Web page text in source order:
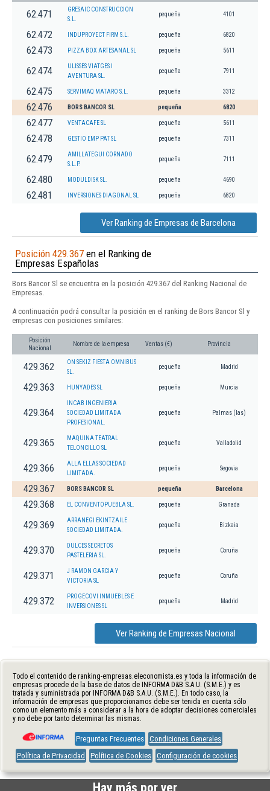
62.471
GRESAIC CONSTRUCCION
S.L.
pequeña 4101
62.472 INDUPROYECT FIRM S.L. pequeña 6820
62.473 PIZZA BOX ARTESANAL SL pequeña 5611
62.474
ULISSES VIATGES I
AVENTURA SL.
pequeña 7911
62.475 SERVIMAQ MATARO S.L. pequeña 3312
62.476 BORS BANCOR SL pequeña 6820
62.477 VENTACAFE SL pequeña 5611
62.478 GESTIO EMP PAT SL pequeña 7311
62.479
AMILLATEGUI CORNADO
S.L.P.
pequeña 7111
62.480 MODULDISK SL. pequeña 4690
62.481 INVERSIONES DIAGONAL SL pequeña 6820
Ver Ranking de Empresas de Barcelona
Posición 429.367 en el Ranking de
Empresas Españolas
Bors Bancor Sl se encuentra en la posición 429.367 del Ranking Nacional de
Empresas.
A continuación podrá consultar la posición en el ranking de Bors Bancor Sl y
empresas con posiciones similares:
Posición
Nacional
Nombre de la empresa Ventas (€) Provincia
429.362
ON SEKIZ FIESTA OMNIBUS
SL.
pequeña Madrid
429.363 HUNYADES SL pequeña Murcia
429.364
INCAB INGENIERIA
SOCIEDAD LIMITADA
PROFESIONAL.
pequeña Palmas (las)
429.365
MAQUINA TEATRAL
TELONCILLO SL
pequeña Valladolid
429.366
ALLA ELLAS SOCIEDAD
LIMITADA.
pequeña Segovia
429.367 BORS BANCOR SL pequeña Barcelona
429.368 EL CONVENTOPUEBLA SL. pequeña Granada
429.369
ARRANEGI EKINTZAILE
SOCIEDAD LIMITADA.
pequeña Bizkaia
429.370
DULCES SECRETOS
PASTELERIA SL.
pequeña Coruña
429.371
J RAMON GARCIA Y
VICTORIA SL
pequeña Coruña
429.372
PROGECOVI INMUEBLES E
INVERSIONES SL
pequeña Madrid
Ver Ranking de Empresas Nacional
Todo el contenido de ranking-empresas.eleconomista.es y toda la información de
empresas procede de la base de datos de INFORMA D&B S.A.U. (S.M.E.) y es
tratada y suministrada por INFORMA D&B S.A.U. (S.M.E.). En todo caso, la
información de empresas que proporcionamos debe ser tenida en cuenta sólo
como un elemento más a considerar a la hora de adoptar decisiones comerciales
y no debe por tanto determinar las mismas.
Preguntas Frecuentes Condiciones Generales
Política de Privacidad
Política de Cookies Configuración de cookies
Hay más por ver